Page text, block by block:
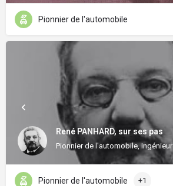
Pionnier de l'automobile
René PANHARD, sur ses pas
Pionnier de l'automobile, Ingénieur
Pionnier de l'automobile +1